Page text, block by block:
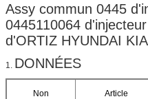
Assy commun 0445
0445110064
d'ORTIZ HYUNDAI
1. DONNÉES
Non Article